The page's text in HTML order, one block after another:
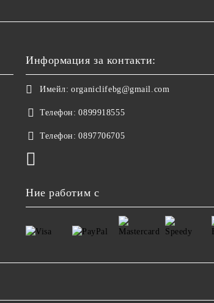
Информация за контакти:
Имейл: organiclifebg@gmail.com
Телефон: 0899918555
Телефон: 0897706705
Ние работим с